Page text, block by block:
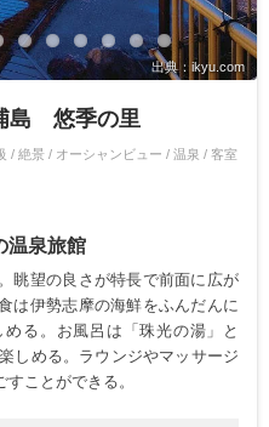
出典：ikyu.com
島 悠季の里
/ 絶景 / オーシャンビュー / 温泉 / 客室
温泉旅館
眺望の良さが特長で前面に広が
は伊勢志摩の海鮮をふんだんに
る。お風呂は「珠光の湯」と
しめる。ラウンジやマッサージ
ことができる。